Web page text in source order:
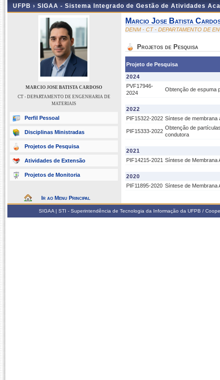
UFPB › SIGAA - Sistema Integrado de Gestão de Atividades
MARCIO JOSE BATISTA CARDOSO
CT - DEPARTAMENTO DE ENGENHARIA DE
MATERIAIS
Perfil Pessoal
Disciplinas Ministradas
Projetos de Pesquisa
Atividades de Extensão
Projetos de Monitoria
Ir ao Menu Principal
Marcio Jose Batista
DENM - CT - DEPARTAMENTO DE
Projetos de Pesquisa
Projeto de Pesquisa
2024
PVF17946-
2024
Obtenção de espuma
2022
PIF15322-2022 Síntese de membrana
PIF15333-2022
Obtenção de
condutora
2021
PIF14215-2021 Síntese de Membrana
2020
PIF11895-2020 Síntese de Membrana
SIGAA | STI - Superintendência de Tecnologia da Informação da UFPB /